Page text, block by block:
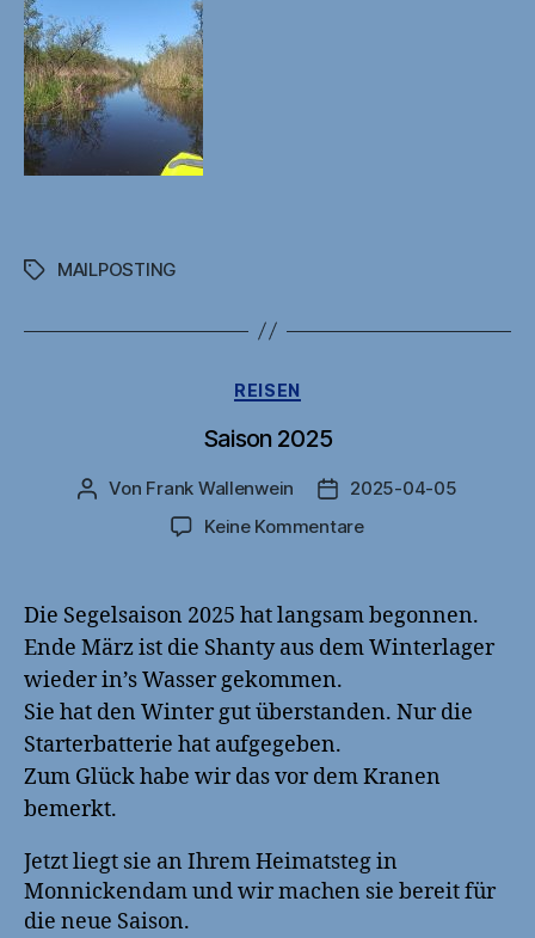
Schlagwörter
MAILPOSTING
Kategorien
REISEN
Saison 2025
Beitragsautor
Von Frank Wallenwein Veröffentlichungsdatum
2025-04-05
Keine Kommentarezu
Die Segelsaison 2025 hat langsam begonnen.
Ende März ist die Shanty aus dem Winterlager
wieder in’s Wasser gekommen.
Sie hat den Winter gut überstanden. Nur die
Starterbatterie hat aufgegeben.
Zum Glück habe wir das vor dem Kranen
bemerkt.
Jetzt liegt sie an Ihrem Heimatsteg in
Monnickendam und wir machen sie bereit für
die neue Saison.